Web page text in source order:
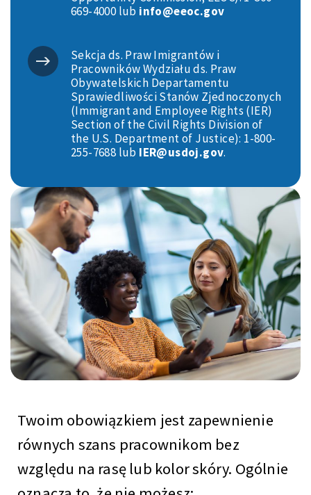
Twoim obowiązkiem jest zapewnienie
równych szans pracownikom bez
względu na rasę lub kolor skóry. Ogólnie
669-4000 lub info@eeoc.gov
Sekcja ds. Praw Imigrantów i
Pracowników Wydziału ds. Praw
Obywatelskich Departamentu
Sprawiedliwości Stanów Zjednoczonych
(Immigrant and Employee Rights (IER)
Section of the Civil Rights Division of
the U.S. Department of Justice): 1-800-
255-7688 lub IER@usdoj.gov.